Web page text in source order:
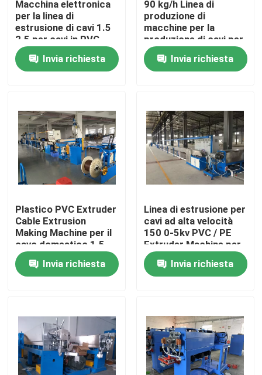
Casa.
Prodotti
Video
Su di noi
Visita alla fabbrica
Controllo della qualità
Contattaci
Macchine per estrusore di cavi
Macchine per estrusore di filo
Macchina elettronica
per la linea di
estrusione di cavi 1.5
2.5 per cavi in PVC
Invia richiesta
90 kg/h Linea di
produzione di
macchine per la
produzione di cavi per
estrusori in PVC
Invia richiesta
Plastico PVC Extruder
Cable Extrusion
Making Machine per il
cavo domestico 1.5
2.5
Invia richiesta
Linea di estrusione per
cavi ad alta velocità
150 0-5kv PVC / PE
Extruder Machine per
4*300
Invia richiesta